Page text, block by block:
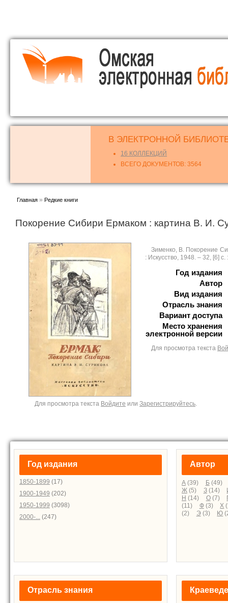
В ЭЛЕКТРОННОЙ
16 КОЛЛЕКЦИЙ
ВСЕГО ДОКУМЕНТОВ: 3564
Вы здесь
Главная »Редкие книги
Покорение Сибири Ермаком : картина В. И.
Зименко, В. Покорение
: Искусство, 1948. – 32, [6]
Год издания
Автор
Вид издания
Отрасль знания
Вариант доступа
Место хранения
электронной версии
Для просмотра текста
Для просмотра текста Войдите или Зарегистрируйтесь.
Год издания
1850-1899 (17)
1900-1949 (202)
1950-1999 (3098)
2000-... (247)
Автор
А (39) Б(49)
Ж (5) З(14)
Н (14) О(7)
(11)
Ф(3) Х
(2)
Э (3) Ю
Отрасль знания